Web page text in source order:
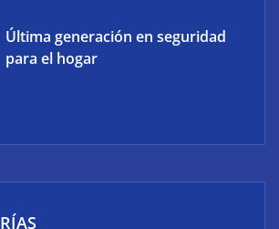
Última generación en seguridad
para el hogar